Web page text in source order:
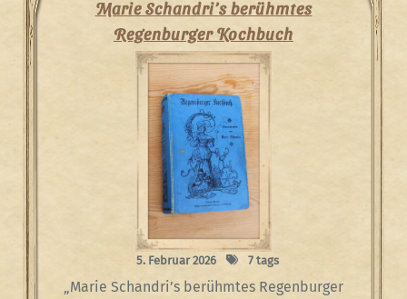
Marie Schandri’s berühmtes
Regenburger Kochbuch
5. Februar 2026 7 tags
„Marie Schandri’s berühmtes Regenburger